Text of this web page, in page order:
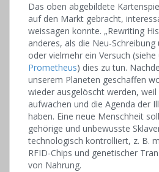
Das oben abgebildete
auf den Markt gebracht,
weissagen konnte. „Rewriting
anderes, als die Neu-Schreibung
oder vielmehr ein Versuch
Prometheus) dies zu tun.
unserem Planeten geschaffen
wieder ausgelöscht werden,
aufwachen und die Agenda der
haben. Eine neue Menschheit
gehörige und unbewusste
technologisch kontrolliert, z. B.
RFID-Chips und genetischer
von Nahrung.